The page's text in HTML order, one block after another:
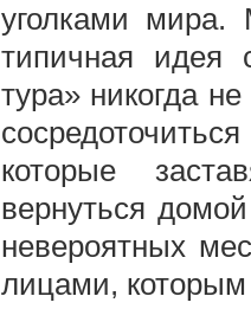
уголками
типичная идея
тура» никогда
которые
вернуться
невероятных
лицами,